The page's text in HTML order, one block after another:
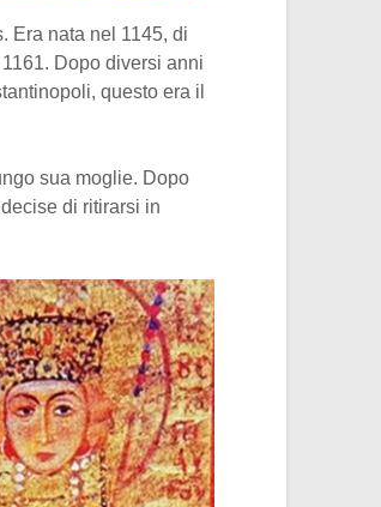
Era nata nel 1145, di
Dopo diversi anni
questo era il
sua moglie. Dopo
di ritirarsi in